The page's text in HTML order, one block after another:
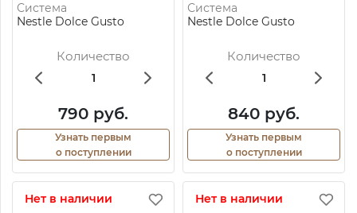
Система
Nestle Dolce Gusto
Количество
790 руб.
Узнать первым
о поступлении
Система
Nestle Dolce Gusto
Количество
840 руб.
Узнать первым
о поступлении
Нет в наличии Нет в наличии